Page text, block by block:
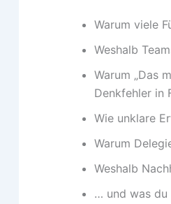
Warum viele
Weshalb
Warum „Das
Denkfehler in
Wie unklare
Warum
Weshalb
… und was du